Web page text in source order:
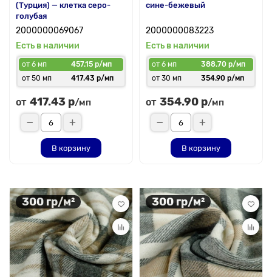
(Турция) — клетка серо-
голубая
2000000069067
Есть в наличии
от 6 мп
457.15 р/мп
от 50 мп
417.43 р/мп
от 417.43 р/мп
В корзину
сине-бежевый
2000000083223
Есть в наличии
от 6 мп
388.70 р/мп
от 30 мп
354.90 р/мп
от 354.90 р/мп
В корзину
300 гр/м² 300 гр/м²